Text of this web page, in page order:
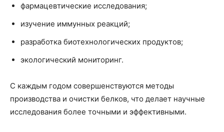
фармацевтические исследования;
изучение иммунных реакций;
разработка биотехнологических продуктов;
экологический мониторинг.
С каждым годом совершенствуются методы
производства и очистки белков, что делает научные
исследования более точными и эффективными.